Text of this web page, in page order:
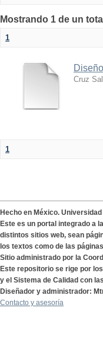
Mostrando 1 de un
1
Cruz
1
Hecho en México.
Este es un portal integrado a
distintos sitios web, sean
los textos como de las
Sitio administrado por la
Este repositorio se rige por
y el Sistema de Calidad con
Diseñador y administrador:
Contacto y asesoría